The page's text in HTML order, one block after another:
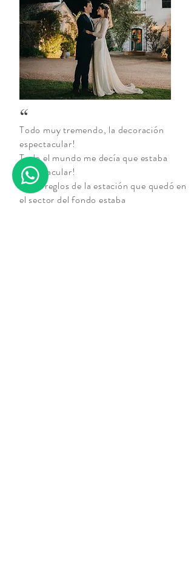
“
Todo muy tremendo, la decoración
espectacular!
Todo el mundo me decía que estaba
espectacular!
Los arreglos de la estación que quedó en
el sector del fondo estaba